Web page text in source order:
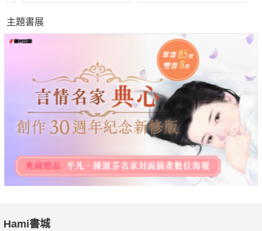
主題書展
Hami書城